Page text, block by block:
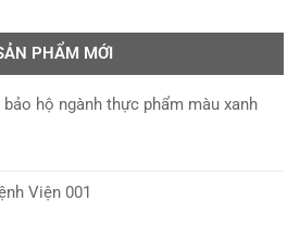
PHẨM MỚI
hộ ngành thực phẩm màu xanh
Viện 001